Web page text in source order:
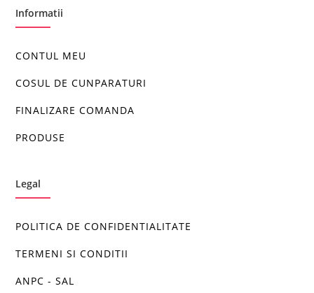
Informatii
CONTUL MEU
COSUL DE CUNPARATURI
FINALIZARE COMANDA
PRODUSE
Legal
POLITICA DE CONFIDENTIALITATE
TERMENI SI CONDITII
ANPC - SAL